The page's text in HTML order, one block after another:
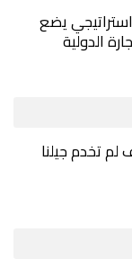
يضع
الدولية
تخدم جيلنا